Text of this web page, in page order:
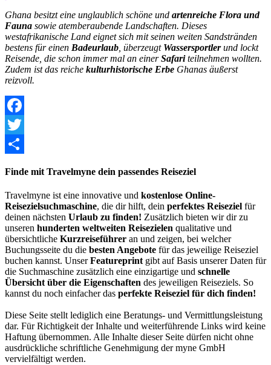
Ghana besitzt eine unglaublich schöne und artenreiche Flora und
Fauna sowie atemberaubende Landschaften. Dieses
westafrikanische Land eignet sich mit seinen weiten Sandstränden
bestens für einen Badeurlaub , überzeugt Wassersportlerund lockt
Reisende, die schon immer mal an einerSafariteilnehmen wollten.
Zudem ist das reiche kulturhistorische Erbe Ghanas äußerst
reizvoll.
Facebook
Twitter
Finde mit Travelmyne dein passendes Reiseziel
Travelmyne ist eine innovative und kostenlose Online-
Reisezielsuchmaschine, die dir hilft, dein perfektes Reiseziel für
deinen nächsten Urlaub zu finden! Zusätzlich bieten wir dir zu
unseren hunderten weltweiten Reisezielen qualitative und
übersichtliche Kurzreiseführer an und zeigen, bei welcher
Buchungsseite du die besten Angebote für das jeweilige Reiseziel
buchen kannst. UnserFeatureprint gibt auf Basis unserer Daten für
die Suchmaschine zusätzlich eine einzigartige und schnelle
Übersicht über die Eigenschaften des jeweiligen Reiseziels. So
kannst du noch einfacher das perfekte Reiseziel für dich finden!
Diese Seite stellt lediglich eine Beratungs- und Vermittlungsleistung
dar. Für Richtigkeit der Inhalte und weiterführende Links wird keine
Haftung übernommen. Alle Inhalte dieser Seite dürfen nicht ohne
ausdrückliche schriftliche Genehmigung der myne GmbH
vervielfältigt werden.